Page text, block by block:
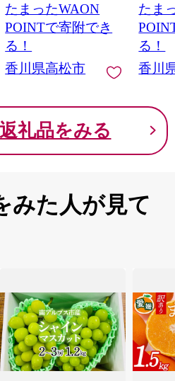
たまったWAON
POINTで寄附でき
る！
香川県高松市
たま
る！
香川
礼品をみる
みた人が見て